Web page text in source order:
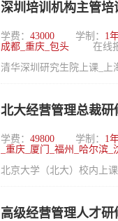
深圳培训机构主管培
学费： 43000 学制： 1
成都_重庆_包头
在线
清华深圳研究生院上课_上
北大经营管理总裁研
学费： 49800 学制： 1
_重庆_厦门_福州_哈尔滨
北京大学（北大）校内上
高级经营管理人才研